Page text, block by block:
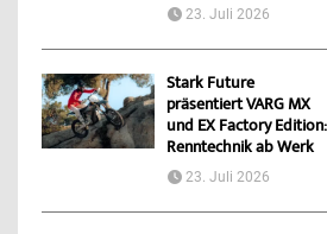
23. Juli 2026
Stark Future
präsentiert VARG MX
und EX Factory Edition:
Renntechnik ab Werk
23. Juli 2026